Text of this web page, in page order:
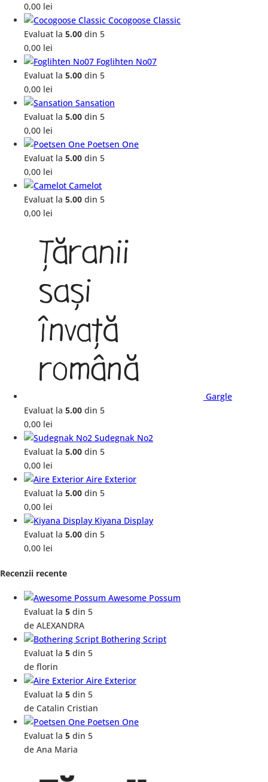
0,00 lei
Cocogoose Classic
Evaluat la 5.00 din 5
0,00 lei
Foglihten No07
Evaluat la 5.00 din 5
0,00 lei
Sansation
Evaluat la 5.00 din 5
0,00 lei
Poetsen One
Evaluat la 5.00 din 5
0,00 lei
Camelot
Evaluat la 5.00 din 5
0,00 lei
Gargle
Evaluat la 5.00 din 5
0,00 lei
Sudegnak No2
Evaluat la 5.00 din 5
0,00 lei
Aire Exterior
Evaluat la 5.00 din 5
0,00 lei
Kiyana Display
Evaluat la 5.00 din 5
0,00 lei
Recenzii recente
Awesome Possum
Evaluat la 5 din 5
de ALEXANDRA
Bothering Script
Evaluat la 5 din 5
de florin
Aire Exterior
Evaluat la 5 din 5
de Catalin Cristian
Poetsen One
Evaluat la 5 din 5
de Ana Maria